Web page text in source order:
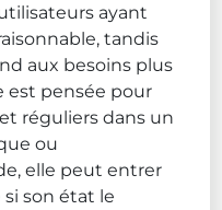
ayant
tandis
aux besoins plus
est pensée pour
réguliers dans un
ou
elle peut entrer
son état le